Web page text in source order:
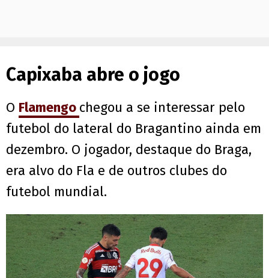
Capixaba abre o jogo
O Flamengo chegou a se interessar pelo
futebol do lateral do Bragantino ainda em
dezembro. O jogador, destaque do Braga,
era alvo do Fla e de outros clubes do
futebol mundial.